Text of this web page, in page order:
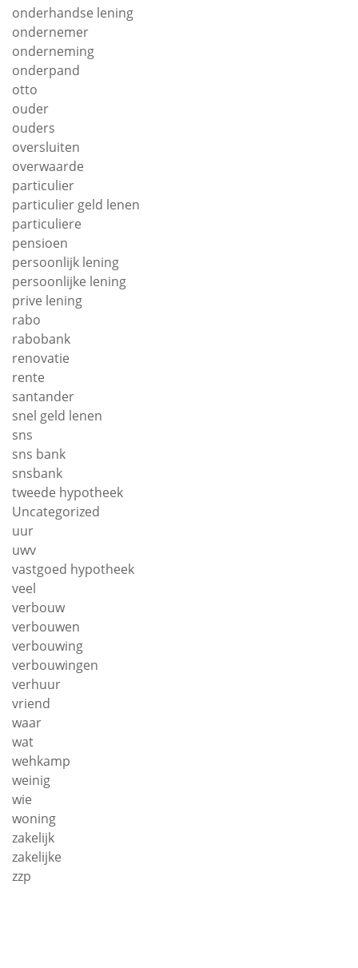
onderhandse lening
ondernemer
onderneming
onderpand
otto
ouder
ouders
oversluiten
overwaarde
particulier
particulier geld lenen
particuliere
pensioen
persoonlijk lening
persoonlijke lening
prive lening
rabo
rabobank
renovatie
rente
santander
snel geld lenen
sns
sns bank
snsbank
tweede hypotheek
Uncategorized
uur
uwv
vastgoed hypotheek
veel
verbouw
verbouwen
verbouwing
verbouwingen
verhuur
vriend
waar
wat
wehkamp
weinig
wie
woning
zakelijk
zakelijke
zzp